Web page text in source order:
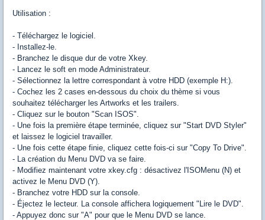
Utilisation :
- Téléchargez le logiciel.
- Installez-le.
- Branchez le disque dur de votre Xkey.
- Lancez le soft en mode Administrateur.
- Sélectionnez la lettre correspondant à votre HDD (exemple H:).
- Cochez les 2 cases en-dessous du choix du thème si vous
souhaitez téléchargerles Artworks et les trailers.
- Cliquez sur le bouton "Scan ISOS".
- Une fois la première étape terminée, cliquez sur "Start DVD Styler"
et laissez le logiciel travailler.
- Une fois cette étape finie, cliquez cette fois-ci sur "Copy To Drive".
- La création du Menu DVD va se faire.
- Modifiez maintenant votre xkey.cfg : désactivez l'ISOMenu (N) et
activez le Menu DVD (Y).
- Branchez votre HDD sur la console.
- Éjectez le lecteur. La console affichera logiquement "Lire le DVD".
- Appuyez donc sur "A" pour que le Menu DVD se lance.